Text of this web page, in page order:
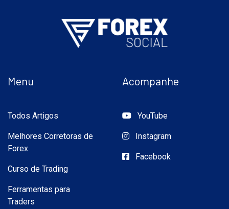
Menu
Todos Artigos
Melhores Corretoras de
Forex
Curso de Trading
Ferramentas para
Traders
Acompanhe
YouTube
Instagram
Facebook